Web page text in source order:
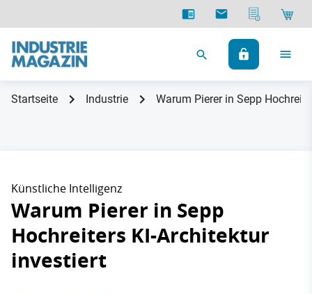
Startseite Industrie Warum Pierer in Sepp
Künstliche Intelligenz
Warum Pierer in Sepp
Hochreiters KI-Architektur
investiert